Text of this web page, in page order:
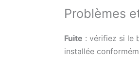
Problèmes
Fuite : vérifiez si le
installée